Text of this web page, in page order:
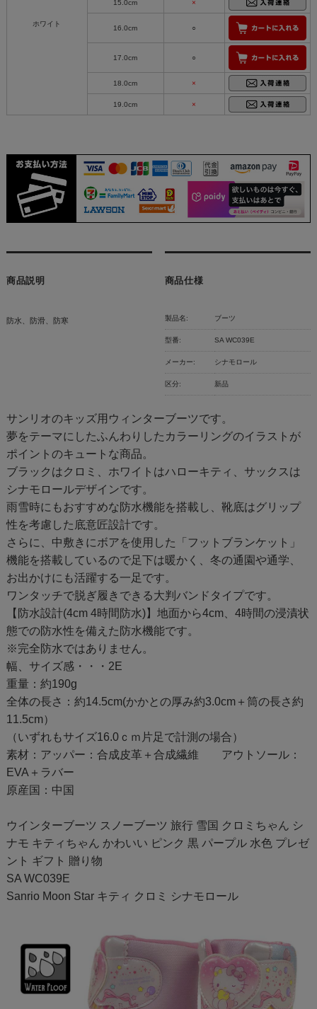
ホワイト
15.0cm ×
16.0cm ○
17.0cm ○
18.0cm ×
19.0cm ×
商品説明
防水、防滑、防寒
商品仕様
製品名: ブーツ
型番: SA WC039E
メーカー: シナモロール
区分: 新品
サンリオのキッズ用ウィンターブーツです。
夢をテーマにしたふんわりしたカラーリングのイラストが
ポイントのキュートな商品。
ブラックはクロミ、ホワイトはハローキティ、サックスは
シナモロールデザインです。
雨雪時にもおすすめな防水機能を搭載し、靴底はグリップ
性を考慮した底意匠設計です。
さらに、中敷きにボアを使用した「フットブランケット」
機能を搭載しているので足下は暖かく、冬の通園や通学、
お出かけにも活躍する一足です。
ワンタッチで脱ぎ履きできる大判バンドタイプです。
【防水設計(4cm 4時間防水)】地面から4cm、4時間の浸漬状
態での防水性を備えた防水機能です。
※完全防水ではありません。
幅、サイズ感・・・2E
重量：約190g
全体の長さ：約14.5cm(かかとの厚み約3.0cm＋筒の長さ約
11.5cm）
（いずれもサイズ16.0ｃｍ片足で計測の場合）
素材：アッパー：合成皮革＋合成繊維 アウトソール：
EVA＋ラバー
原産国：中国
ウインターブーツ スノーブーツ 旅行 雪国 クロミちゃん シ
ナモ キティちゃん かわいい ピンク 黒 パープル 水色 プレゼ
ント ギフト 贈り物
SA WC039E
Sanrio Moon Star キティ クロミ シナモロール